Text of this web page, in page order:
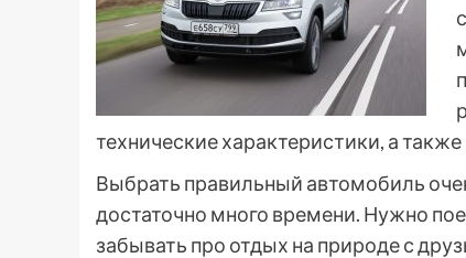
технические характеристики, а
Выбрать правильный автомобиль
достаточно много времени. Нужно
забывать про отдых на природе с